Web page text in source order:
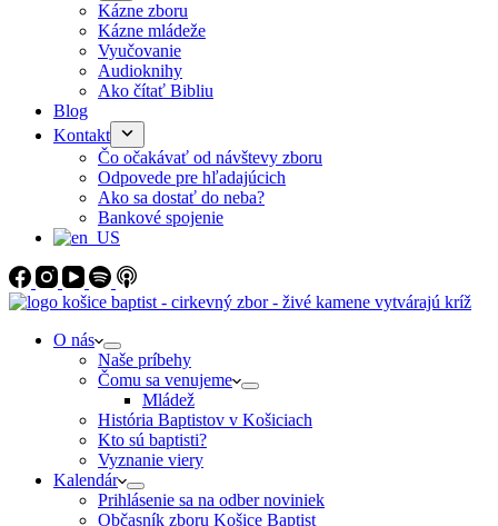
Kázne zboru
Kázne mládeže
Vyučovanie
Audioknihy
Ako čítať Bibliu
Blog
Kontakt
Čo očakávať od návštevy zboru
Odpovede pre hľadajúcich
Ako sa dostať do neba?
Bankové spojenie
O nás
Naše príbehy
Čomu sa venujeme
Mládež
História Baptistov v Košiciach
Kto sú baptisti?
Vyznanie viery
Kalendár
Prihlásenie sa na odber noviniek
Občasník zboru Košice Baptist